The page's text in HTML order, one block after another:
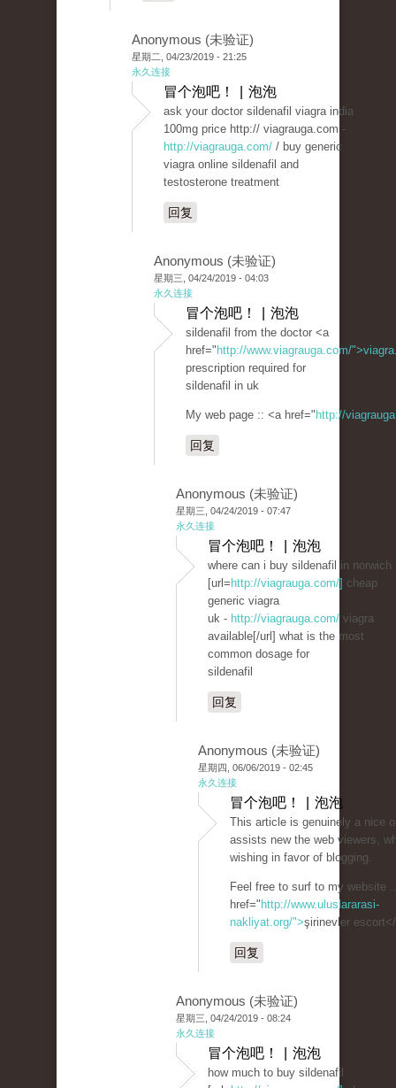
Anonymous (未验证)
星期二, 04/23/2019 - 21:25
永久连接
冒个泡吧！ | 泡泡
ask your doctor sildenafil viagra india
100mg price http:// viagrauga.com -
http://viagrauga.com/ / buy generic
viagra online sildenafil and
testosterone treatment
回复
Anonymous (未验证)
星期三, 04/24/2019 - 04:03
永久连接
冒个泡吧！ | 泡泡
sildenafil from the doctor <a
href=" http://www.viagrauga.com/
prescription required for
sildenafil in uk
My web page :: <a href=" http://
回复
Anonymous (未验证)
星期三, 04/24/2019 - 07:47
永久连接
冒个泡吧！ | 泡泡
where can i buy sildenafil in norwich
[url= http://viagrauga.com/] cheap
generic viagra
uk - http://viagrauga.com/ viagra
available[/url] what is the most
common dosage for
sildenafil
回复
Anonymous (未验证)
星期四, 06/06/2019 - 02:45
永久连接
冒个泡吧！ | 泡泡
This article is genuinely a nice
assists new the web viewers,
wishing in favor of blogging.
Feel free to surf to my website
href=" http://www.uluslararasi-
nakliyat.org/">şirinevler
回复
Anonymous (未验证)
星期三, 04/24/2019 - 08:24
永久连接
冒个泡吧！ | 泡泡
how much to buy sildenafil